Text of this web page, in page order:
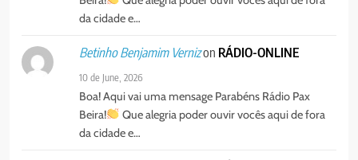
da cidade e…
Betinho Benjamim Vernizon RÁDIO-ONLINE
10 de June, 2026
Boa! Aqui vai uma mensage Parabéns Rádio Pax
Beira!
Que alegria poder ouvir vocês aqui de fora
da cidade e…